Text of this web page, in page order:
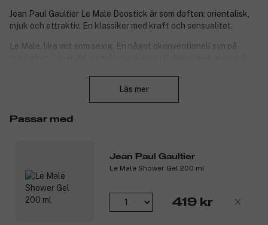
Jean Paul Gaultier Le Male Deostick är som doften: orientalisk,
mjuk och attraktiv. En klassiker med kraft och sensualitet.
Le Male, lika viril som sexig. En något okonventionell syn på
Hjärtnoter: Lavendel
3106458
Läs mer
Passar med
Jean Paul Gaultier
Le Male Shower Gel 200 ml
419 kr